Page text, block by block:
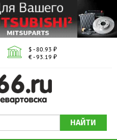
$ - 80.93 ₽
€ - 93.19 ₽
НАЙТИ